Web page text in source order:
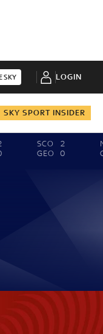
SKY LOGIN
SKY SPORT INSIDER
SCO
2
GEO
0